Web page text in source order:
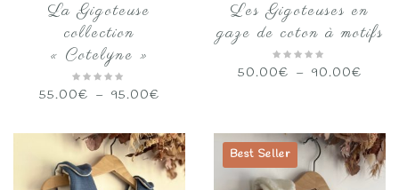
La Gigoteuse
collection
« Cotelyne »
55.00€ – 95.00€
prix :
55.00€
à
Les Gigoteuses en
gaze de coton à motifs
50.00€ – 90.00€
à
Best Seller